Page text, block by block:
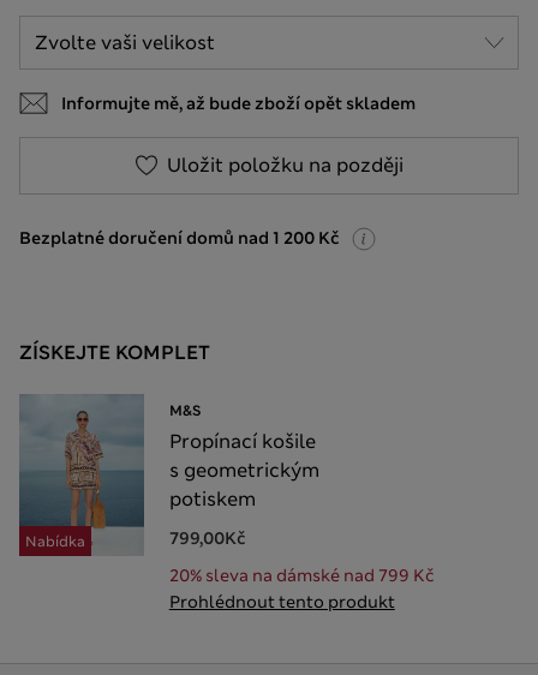
Informujte mě, až bude zboží opět skladem
Uložit položku na později
Bezplatné doručení domů nad 1 200 Kč
ZÍSKEJTE KOMPLET
Nabídka
M&S
Propínací košile
s geometrickým
potiskem
799,00Kč
20% sleva na dámské nad 799 Kč
Prohlédnout tento produkt